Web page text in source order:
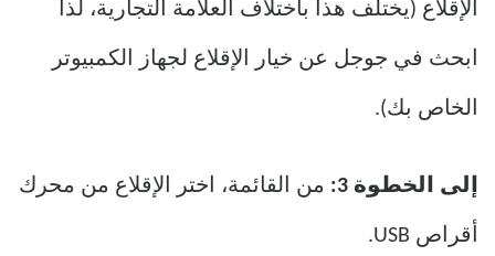
الإقلاع (يختلف هذا باختلاف العلامة التجارية، لذا
ابحث في جوجل عن خيار الإقلاع لجهاز الكمبيوتر
الخاص بك).
إلى الخطوة 3: من القائمة، اختر الإقلاع من محرك
أقراص USB.